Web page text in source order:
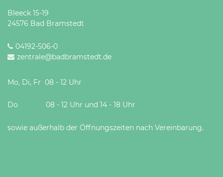
Bleeck 15-19
24576 Bad Bramstedt
04192-506-0
zentrale@badbramstedt.de
Mo, Di, Fr 08 - 12 Uhr
Do 08 - 12 Uhr und 14 - 18 Uhr
sowie außerhalb der Öffnungszeiten nach Vereinbarung.